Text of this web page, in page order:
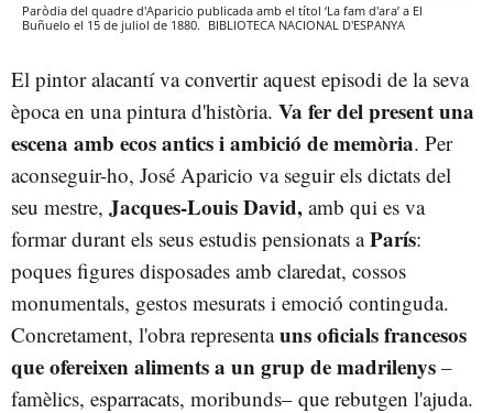
Paròdia del quadre d'Aparicio publicada amb el títol ‘La fam d'ara’ a El
Buñuelo el 15 de juliol de 1880. BIBLIOTECA NACIONAL D'ESPANYA
El pintor alacantí va convertir aquest episodi de la seva
època en una pintura d'història. Va fer del present una
escena amb ecos antics i ambició de memòria. Per
aconseguir-ho, José Aparicio va seguir els dictats del
seu mestre, Jacques-Louis David, amb qui es va
formar durant els seus estudis pensionats aParís:
poques figures disposades amb claredat, cossos
monumentals, gestos mesurats i emoció continguda.
Concretament, l'obra representauns oficials francesos
que ofereixen aliments a un grup de madrilenys –
famèlics, esparracats, moribunds– que rebutgen l'ajuda.